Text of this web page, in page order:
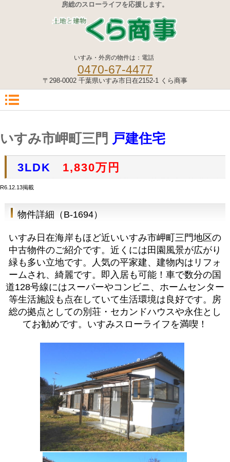
房総のスローライフを応援します。
いすみ・外房の物件は：電話
0470-67-4477
〒298-0002 千葉県いすみ市日在2152-1 くら商事
いすみ市岬町三門 戸建住宅
3LDK 1,830万円
R6.12.13掲載
物件詳細（B-1694）
いすみ日在海岸もほど近いいすみ市岬町三門地区の
中古物件のご紹介です。近くには田園風景が広がり
緑も多い立地です。人気の平家建、建物内はリフォ
ームされ、綺麗です。即入居も可能！車で数分の国
道128号線にはスーパーやコンビニ、ホームセンター
等生活施設も点在していて生活環境は良好です。房
総の拠点としての別荘・セカンドハウスや永住とし
てお勧めです。いすみスローライフを満喫！